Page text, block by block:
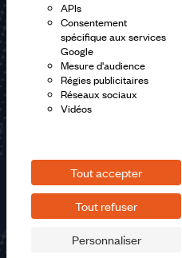
APIs
Consentement
spécifique aux services
Google
Mesure d'audience
Régies publicitaires
Réseaux sociaux
Vidéos
Tout accepter
Tout refuser
Personnaliser
En m'inscrivant à la newsletter,
lapolitique de